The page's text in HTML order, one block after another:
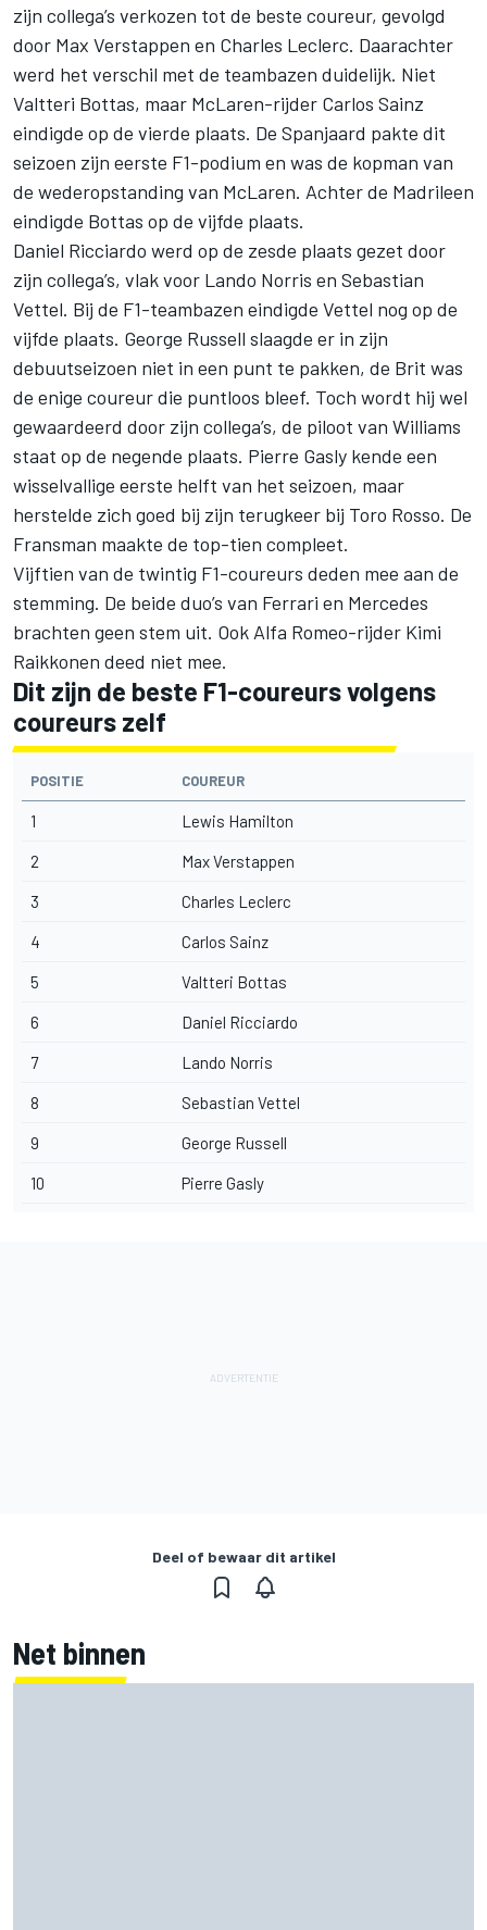
zijn collega’s verkozen tot de beste coureur, gevolgd
door Max Verstappen en Charles Leclerc. Daarachter
werd het verschil met de teambazen duidelijk. Niet
Valtteri Bottas, maar McLaren-rijder Carlos Sainz
eindigde op de vierde plaats. De Spanjaard pakte dit
seizoen zijn eerste F1-podium en was de kopman van
de wederopstanding van McLaren. Achter de Madrileen
eindigde Bottas op de vijfde plaats.
Daniel Ricciardo werd op de zesde plaats gezet door
zijn collega’s, vlak voor Lando Norris en Sebastian
Vettel. Bij de F1-teambazen eindigde Vettel nog op de
vijfde plaats. George Russell slaagde er in zijn
debuutseizoen niet in een punt te pakken, de Brit was
de enige coureur die puntloos bleef. Toch wordt hij wel
gewaardeerd door zijn collega’s, de piloot van Williams
staat op de negende plaats. Pierre Gasly kende een
wisselvallige eerste helft van het seizoen, maar
herstelde zich goed bij zijn terugkeer bij Toro Rosso. De
Fransman maakte de top-tien compleet.
Vijftien van de twintig F1-coureurs deden mee aan de
stemming. De beide duo’s van Ferrari en Mercedes
brachten geen stem uit. Ook Alfa Romeo-rijder Kimi
Raikkonen deed niet mee.
Dit zijn de beste F1-coureurs volgens
coureurs zelf
POSITIE COUREUR
1 Lewis Hamilton
2 Max Verstappen
3 Charles Leclerc
4 Carlos Sainz
5 Valtteri Bottas
6 Daniel Ricciardo
7 Lando Norris
8 Sebastian Vettel
9 George Russell
10 Pierre Gasly
Deel of bewaar dit artikel
Net binnen